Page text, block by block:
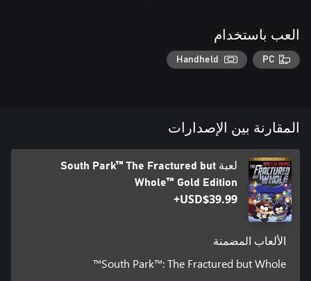
العب باستخدام
PC
Handheld
المقارنة بين الإصدارات
لعبة South Park™ The Fractured but
Whole™ Gold Edition
USD$39.99+
الألعاب المضمنة
South Park™: The Fractured but Whole™